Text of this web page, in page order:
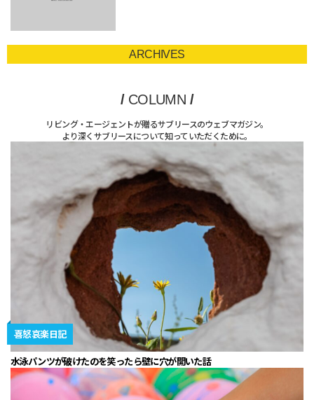
ARCHIVES
/ COLUMN /
リビング・エージェントが贈るサブリースのウェブマガジン。
より深くサブリースについて知っていただくために。
喜怒哀楽日記
水泳パンツが破けたのを笑ったら壁に穴が開いた話